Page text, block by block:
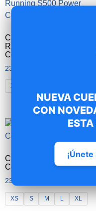
Camiseta Técnica de Trail
Running S500 Power
Competition
23.00
XS
Camiseta S550
Competition
23.00
XS S M L XL
NUEVA
CON